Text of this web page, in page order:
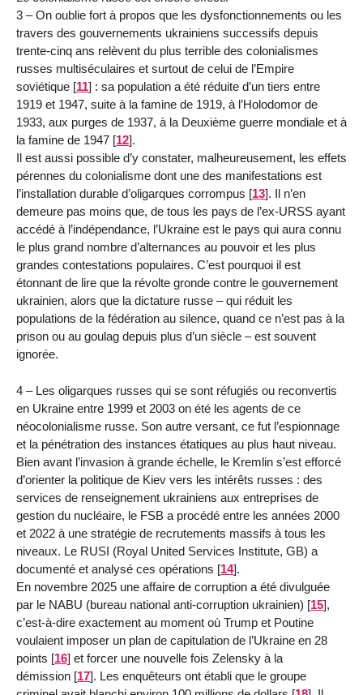
3 – On oublie fort à propos que les dysfonctionnements ou les
travers des gouvernements ukrainiens successifs depuis
trente-cinq ans relèvent du plus terrible des colonialismes
russes multiséculaires et surtout de celui de l’Empire
soviétique [11] : sa population a été réduite d’un tiers entre
1919 et 1947, suite à la famine de 1919, à l’Holodomor de
1933, aux purges de 1937, à la Deuxième guerre mondiale et à
la famine de 1947 [12].
Il est aussi possible d’y constater, malheureusement, les effets
pérennes du colonialisme dont une des manifestations est
l’installation durable d’oligarques corrompus [13]. Il n’en
demeure pas moins que, de tous les pays de l’ex-URSS ayant
accédé à l’indépendance, l’Ukraine est le pays qui aura connu
le plus grand nombre d’alternances au pouvoir et les plus
grandes contestations populaires. C’est pourquoi il est
étonnant de lire que la révolte gronde contre le gouvernement
ukrainien, alors que la dictature russe – qui réduit les
populations de la fédération au silence, quand ce n’est pas à la
prison ou au goulag depuis plus d’un siècle – est souvent
ignorée.
4 – Les oligarques russes qui se sont réfugiés ou reconvertis
en Ukraine entre 1999 et 2003 on été les agents de ce
néocolonialisme russe. Son autre versant, ce fut l’espionnage
et la pénétration des instances étatiques au plus haut niveau.
Bien avant l’invasion à grande échelle, le Kremlin s’est efforcé
d’orienter la politique de Kiev vers les intérêts russes : des
services de renseignement ukrainiens aux entreprises de
gestion du nucléaire, le FSB a procédé entre les années 2000
et 2022 à une stratégie de recrutements massifs à tous les
niveaux. Le RUSI (Royal United Services Institute, GB) a
documenté et analysé ces opérations [14].
En novembre 2025 une affaire de corruption a été divulguée
par le NABU (bureau national anti-corruption ukrainien) [15],
c’est-à-dire exactement au moment où Trump et Poutine
voulaient imposer un plan de capitulation de l’Ukraine en 28
points [16] et forcer une nouvelle fois Zelensky à la
démission [17]. Les enquêteurs ont établi que le groupe